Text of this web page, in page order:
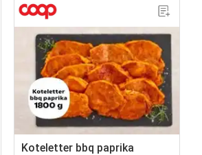
Koteletter bbq paprika